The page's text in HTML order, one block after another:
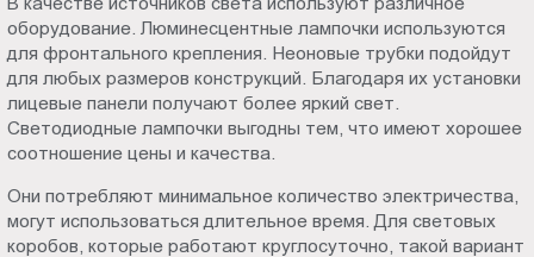
оборудование. Люминесцентные лампочки используются
для фронтального крепления. Неоновые трубки подойдут
для любых размеров конструкций. Благодаря их установки
лицевые панели получают более яркий свет.
Светодиодные лампочки выгодны тем, что имеют хорошее
соотношение цены и качества.
Они потребляют минимальное количество электричества,
могут использоваться длительное время. Для световых
коробов, которые работают круглосуточно, такой вариант